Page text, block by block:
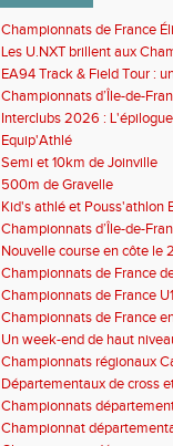
Championnats de France
rendez-vous de l'élite
Les U.NXT brillent aux
une pluie de performances
EA94 Track & Field Tour :
Championnats d’Île-de-
Interclubs 2026 : L'épilogue
Equip'Athlé
Semi et 10km de Joinville
500m de Gravelle
Kid's athlé et Pouss'athlon
championnat LIFA épreuves
Championnats d’Île-de-
Nouvelle course en côte le
Championnats de France
Championnats de France
Lancers Long
Championnats de France
de cross-country
Un week-end de haut
Championnats régionaux
performances avant le
Départementaux de cross
Championnats
Championnat